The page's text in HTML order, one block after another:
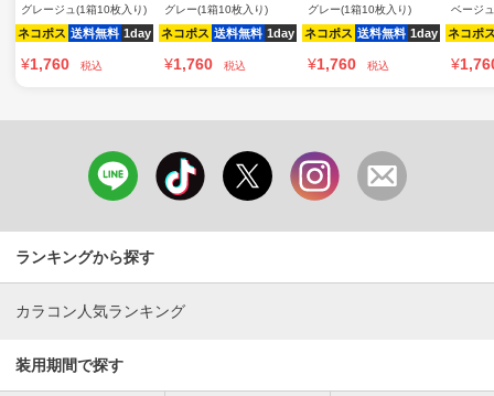
グレージュ(1箱10枚入り)
ネコポス 送料無料 1day
¥1,760 税込
グレー(1箱10枚入り)
ネコポス 送料無料 1day
¥1,760 税込
グレー(1箱10枚入り)
ネコポス 送料無料 1day
¥1,760 税込
ベージ
ネコポ
¥
ランキングから探す
カラコン人気ランキング
装用期間で探す